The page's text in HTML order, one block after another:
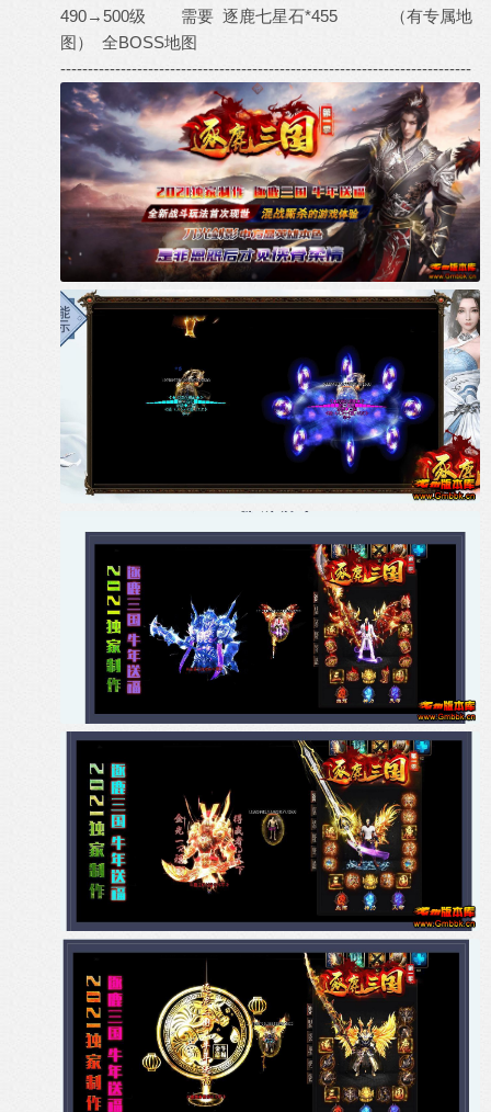
490→500级 需要 逐鹿七星石*455 （有专属地
图） 全BOSS地图
---------------------------------------------------------------------------